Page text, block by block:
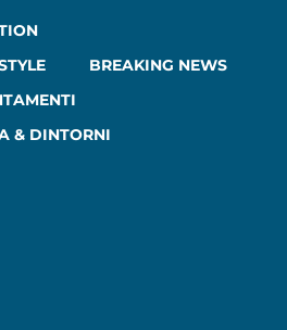
BREAKING NEWS
& DINTORNI